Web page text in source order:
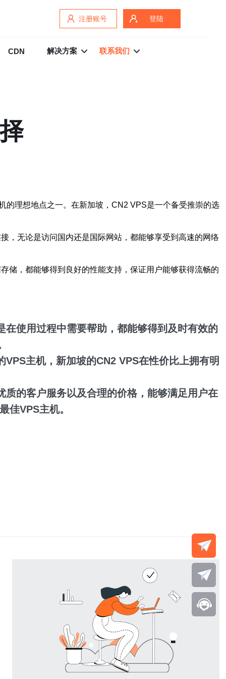
注册账号 登陆
CDN 解决方案 联系我们
的理想地点之一。在新加坡，CN2 VPS是一个备受推崇的选
，无论是访问国内还是国际网站，都能够享受到高速的网络
储，都能够得到良好的性能支持，保证用户能够获得流畅的
使用过程中需要帮助，都能够得到及时有效的
主机，新加坡的CN2 VPS在性价比上拥有明
的客户服务以及合理的价格，能够满足用户在
佳VPS主机。